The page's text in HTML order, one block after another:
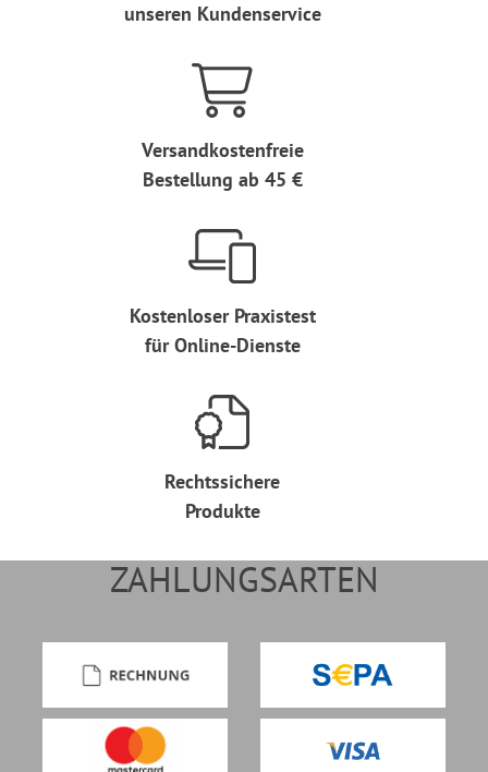
unseren Kundenservice
Versandkostenfreie
Bestellung ab 45 €
Kostenloser Praxistest
für Online-Dienste
Rechtssichere
Produkte
ZAHLUNGSARTEN